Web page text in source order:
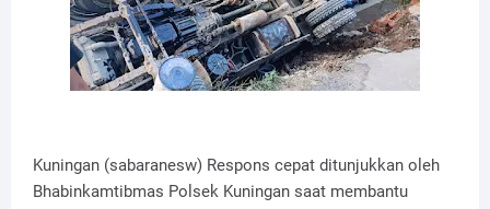
Kuningan (sabaranesw) Respons cepat ditunjukkan oleh
Bhabinkamtibmas Polsek Kuningan saat membantu